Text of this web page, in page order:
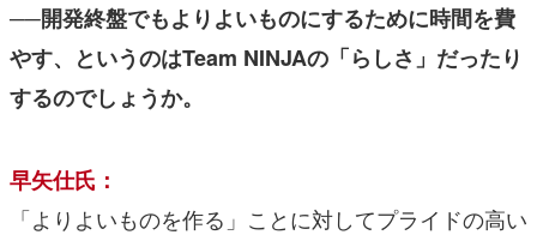
──開発終盤でもよりよいものにするために時間を費
やす、というのはTeam NINJAの「らしさ」だったり
するのでしょうか。
早矢仕氏：
「よりよいものを作る」ことに対してプライドの高い